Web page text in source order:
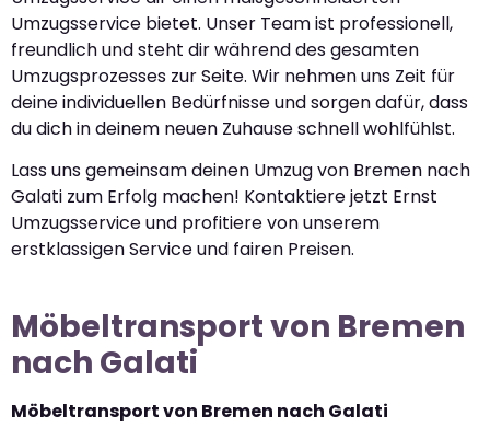
Umzugsservice bietet. Unser Team ist professionell,
freundlich und steht dir während des gesamten
Umzugsprozesses zur Seite. Wir nehmen uns Zeit für
deine individuellen Bedürfnisse und sorgen dafür, dass
du dich in deinem neuen Zuhause schnell wohlfühlst.
Lass uns gemeinsam deinen Umzug von Bremen nach
Galati zum Erfolg machen! Kontaktiere jetzt Ernst
Umzugsservice und profitiere von unserem
erstklassigen Service und fairen Preisen.
Möbeltransport von Bremen
nach Galati
Möbeltransport von Bremen nach Galati